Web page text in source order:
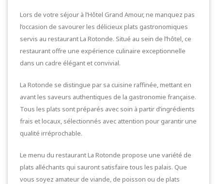
Lors de votre séjour à l’Hôtel Grand Amour, ne manquez pas
l’occasion de savourer les délicieux plats gastronomiques
servis au restaurant La Rotonde. Situé au sein de l’hôtel, ce
restaurant offre une expérience culinaire exceptionnelle
dans un cadre élégant et convivial.
La Rotonde se distingue par sa cuisine raffinée, mettant en
avant les saveurs authentiques de la gastronomie française.
Tous les plats sont préparés avec soin à partir d’ingrédients
frais et locaux, sélectionnés avec attention pour garantir une
qualité irréprochable.
Le menu du restaurant La Rotonde propose une variété de
plats alléchants qui sauront satisfaire tous les palais. Que
vous soyez amateur de viande, de poisson ou de plats